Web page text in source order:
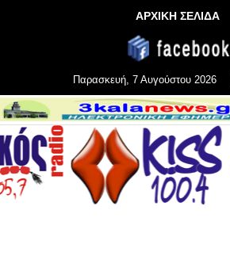
ΑΡΧΙΚΗ ΣΕΛΙΔΑ
Παρασκευή, 7 Αυγούστου 2026